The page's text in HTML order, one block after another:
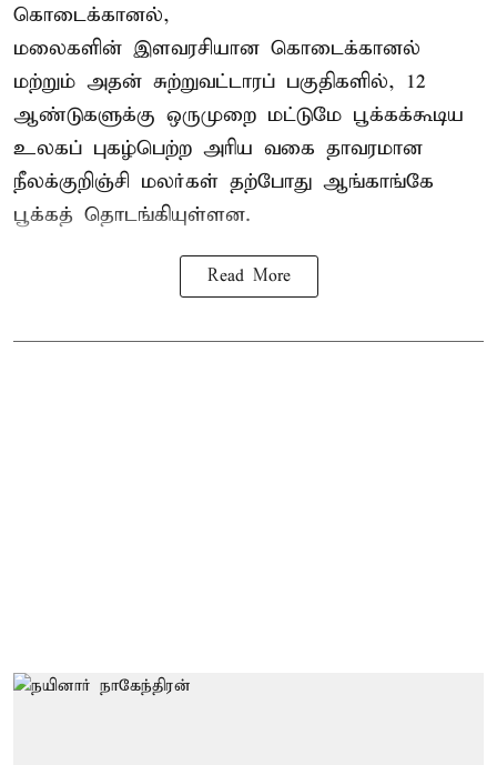
கொடைக்கானல்,
மலைகளின் இளவரசியான கொடைக்கானல்
மற்றும் அதன் சுற்றுவட்டாரப் பகுதிகளில், 12
ஆண்டுகளுக்கு ஒருமுறை மட்டுமே பூக்கக்கூடிய
உலகப் புகழ்பெற்ற அரிய வகை தாவரமான
நீலக்குறிஞ்சி மலர்கள் தற்போது ஆங்காங்கே
பூக்கத் தொடங்கியுள்ளன.
Read More